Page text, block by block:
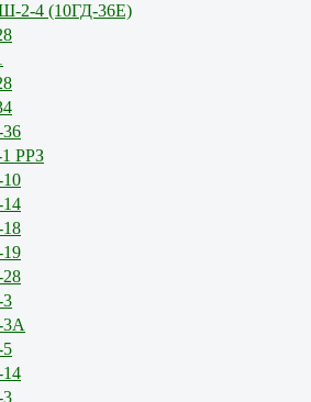
2-4 (10ГД-36Е)
РРЗ
3
3А
5
3